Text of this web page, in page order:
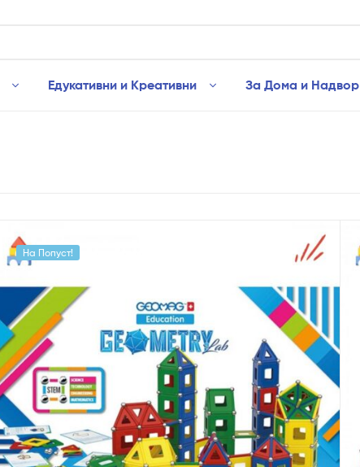
Едукативни и Креативни За Дома и Надвор
На Попуст!